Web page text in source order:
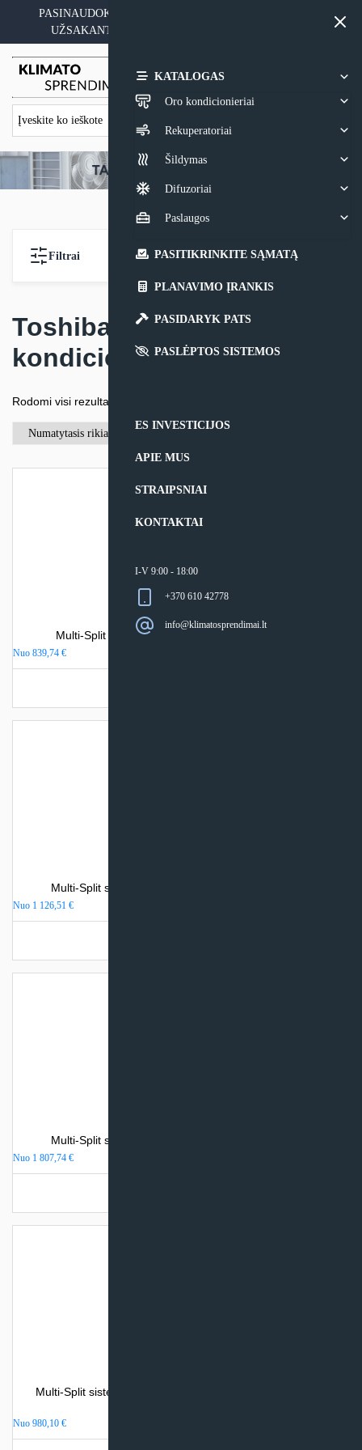
content
PASINAUDOKITE YPATINGAIS KAINOS PASIŪLYMAIS
UŽSAKANT ĮRANGĄ SU MONTAVIMO PASLAUGA
KATALOGAS
Oro kondicionieriai
Rekuperatoriai
Šildymas
Difuzoriai
Paslaugos
PASITIKRINKITE SĄMATĄ
PLANAVIMO ĮRANKIS
PASIDARYK PATS
PASLĖPTOS SISTEMOS
ES INVESTICIJOS
APIE MUS
STRAIPSNIAI
KONTAKTAI
I-V 9:00 - 18:00
+370 610 42778
info@klimatosprendimai.lt
Filtrai
Toshiba multi split
kondicionieriai
Rodomi visi rezultatai: 9
Multi-Split sistemos Toshiba HAORI vidinis blokas
Nuo 839,74 €
Multi-Split sistemos Toshiba kanalinis vidinis blokas
Nuo 1 126,51 €
Multi-Split sistemos Toshiba kasetinis vidinis blokas
Nuo 1 807,74 €
Multi-Split sistemos Toshiba konsolinis (grindinis) BI-Flow
Nuo 980,10 €